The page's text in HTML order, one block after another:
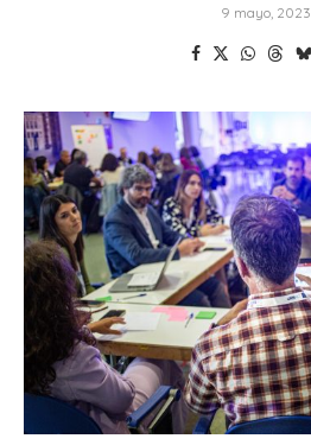
9 mayo, 2023